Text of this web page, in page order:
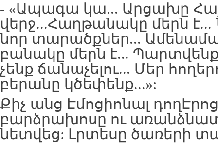
- «Ապագա կա... Արցախը
վերջ...Հաղթանակը մերն
նոր տարածքներ...
բանակը մերն է...
չենք ճանաչելու... Մեր
բերանը կծեփենք...»:
Քիչ անց Էմոցիոնալ
բարձրախոսը ու
նետվեց: Լրտեսը ծառերի